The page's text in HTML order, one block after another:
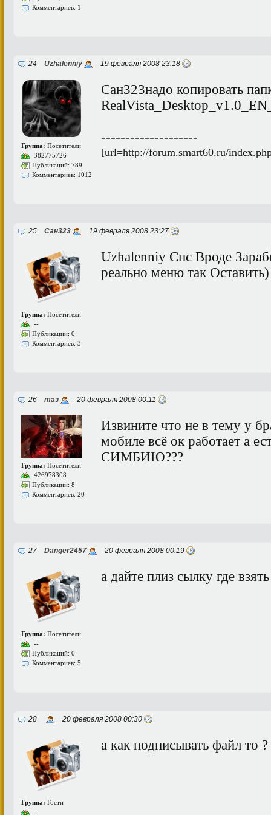
Комментариев: 1
24 Uzhalenniy 19 февраля 2008 23:18
Группа: Посетители
382775726
Публикаций: 789
Комментариев: 1012
Сан323надо копировать
--------------------
[url=http://forum.smart60.ru/
25 Сан323 19 февраля 2008 23:27
Группа: Посетители
--
Публикаций: 0
Комментариев: 3
Uzhalenniy Спс Вроде
реально меню так
26 таз 20 февраля 2008 00:11
Группа: Посетители
426978308
Публикаций: 8
Комментариев: 20
Извините что не в тему у
мобиле всё ок работает а
СИМБИЮ???
27 Danger2457 20 февраля 2008 00:19
Группа: Посетители
--
Публикаций: 0
Комментариев: 5
а дайте плиз сылку где
28 20 февраля 2008 00:30
Группа: Гости
--
а как подписывать файл то ?